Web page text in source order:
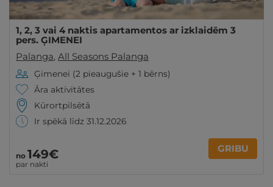
1, 2, 3 vai 4 naktis apartamentos ar izklaidēm 3
pers. ĢIMENEI
Palanga, All Seasons Palanga
Ģimenei (2 pieaugušie + 1 bērns)
Āra aktivitātes
Kūrortpilsētā
Ir spēkā līdz 31.12.2026
no 149€
par nakti
GRIBU